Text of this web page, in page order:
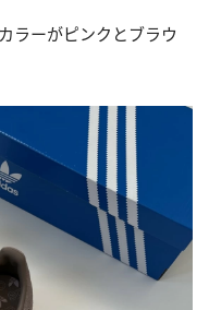
ラーがピンクとブラウ